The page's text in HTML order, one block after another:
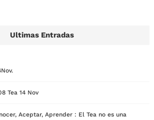
Ultimas Entradas
Tea 14 Nov
Aceptar, Aprender : El Tea no es una